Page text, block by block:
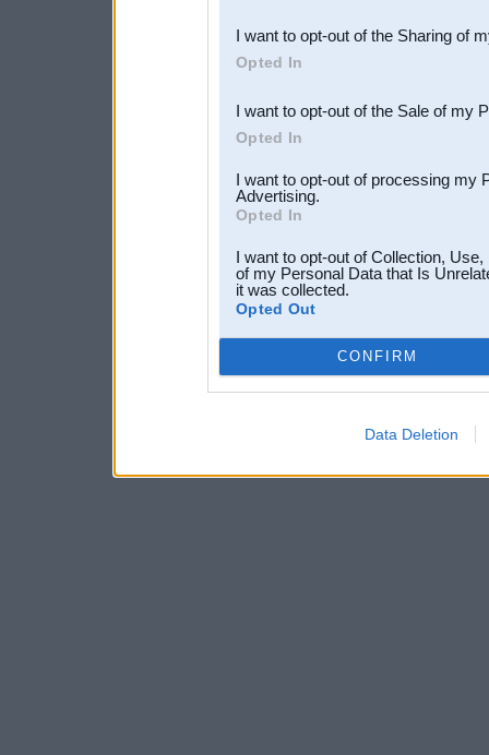
Downstream Participants
third parties.
I want to opt-out of the Sharing of
Opted In
I want to opt-out of the Sale of my
Opted In
I want to opt-out of processing my
Advertising.
Opted In
I want to opt-out of Collection,
of my Personal Data that Is
it was collected.
Opted Out
CONFIRM
Data Deletion